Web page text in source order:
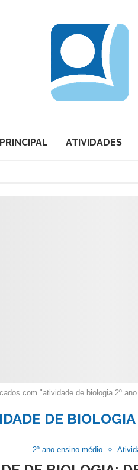
PRINCIPAL ATIVIDADES
com "atividade de biologia 2º
DE
2º ano ensino médio